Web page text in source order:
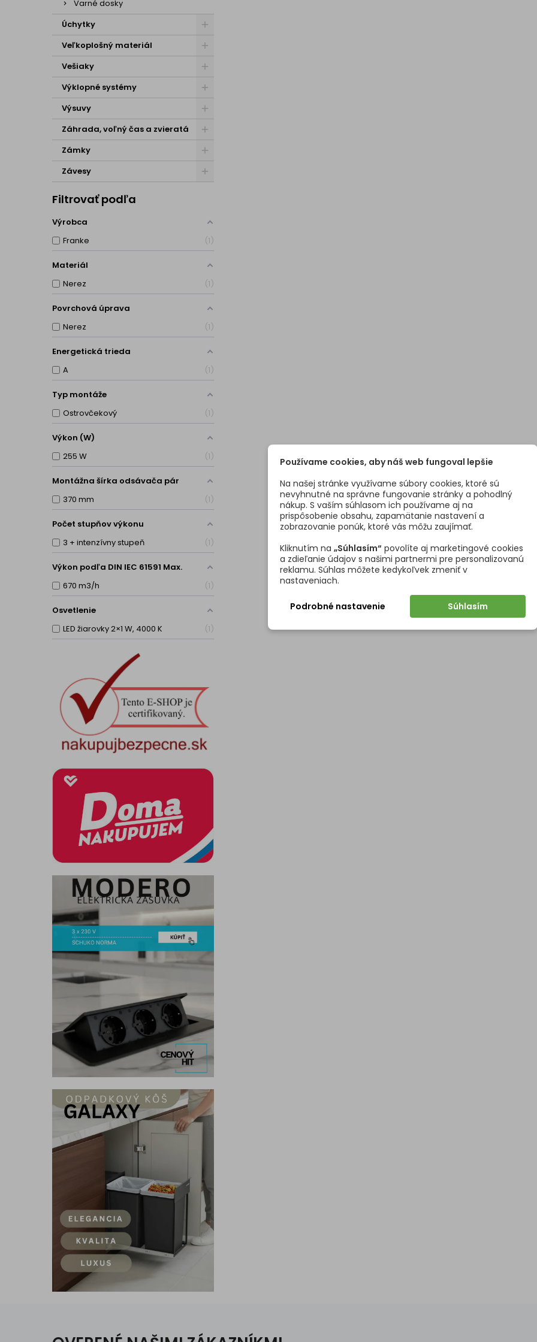
Varné dosky
Úchytky
Veľkoplošný materiál
Vešiaky
Výklopné systémy
Výsuvy
Záhrada, voľný čas a zvieratá
Zámky
Závesy
Filtrovať podľa
Výrobca
Franke
1
Materiál
Nerez
1
Povrchová úprava
Nerez
1
Energetická trieda
A
1
Typ montáže
Ostrovčekový
1
Výkon (W)
255 W
1
Montážna šírka odsávača pár
370 mm
1
Počet stupňov výkonu
3 + intenzívny stupeň
1
Výkon podľa DIN IEC 61591 Max.
670 m3/h
1
Osvetlenie
LED žiarovky 2×1 W, 4000 K
1
Používame cookies, aby náš web fungoval lepšie
Na našej stránke využívame súbory cookies, ktoré sú
nevyhnutné na správne fungovanie stránky a pohodlný
nákup. S vaším súhlasom ich používame aj na
prispôsobenie obsahu, zapamätanie nastavení a
zobrazovanie ponúk, ktoré vás môžu zaujímať.
Kliknutím na „Súhlasím“ povolíte aj marketingové cookies
a zdieľanie údajov s našimi partnermi pre personalizovanú
reklamu. Súhlas môžete kedykoľvek zmeniť v
nastaveniach.
Podrobné nastavenie Súhlasím